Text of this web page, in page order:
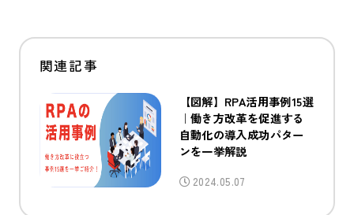
【図解】RPA活用事例15選
｜働き方改革を促進する
自動化の導入成功パター
ンを一挙解説
2024.05.07